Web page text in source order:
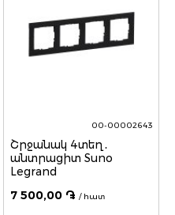
00-00002643
Շրջանակ 4տեղ․
անտրացիտ Suno
Legrand
7 500,00 ֏ / հատ